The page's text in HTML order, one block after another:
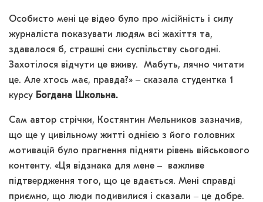
Особисто мені це відео було про місійність і силу
журналіста показувати людям всі жахіття та,
здавалося б, страшні сни суспільству сьогодні.
Захотілося відчути це вживу. Мабуть, лячно читати
це. Але хтось має, правда?» ‒ сказала студентка 1
курсу Богдана Школьна.
Сам автор стрічки, Костянтин Мельников зазначив,
що ще у цивільному житті однією з його головних
мотивацій було прагнення підняти рівень військового
контенту. «Ця відзнака для мене ‒ важливе
підтвердження того, що це вдається. Мені справді
приємно, що люди подивилися і сказали ‒ це добре.